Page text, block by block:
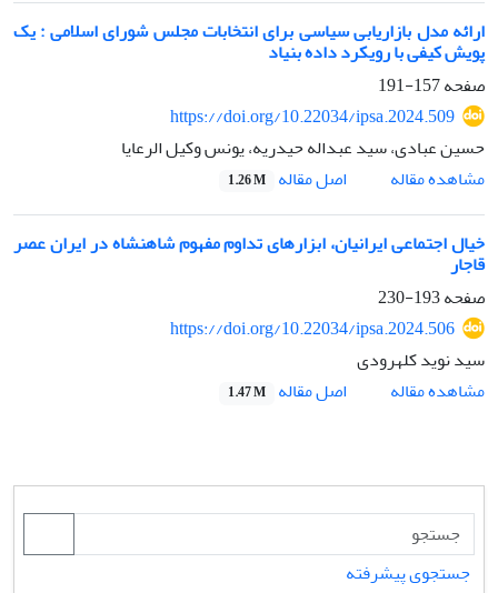
ارائه مدل بازاریابی سیاسی برای انتخابات مجلس شورای اسلامی : یک
پویش کیفی با رویکرد داده بنیاد
صفحه157-191
https://doi.org/10.22034/ipsa.2024.509
حسین عبادی، سید عبداله حیدریه، یونس وکیل الرعایا
مشاهده مقاله
اصل مقاله 1.26 M
خیال اجتماعی ایرانیان، ابزارهای تداوم مفهوم شاهنشاه در ایران عصر
قاجار
صفحه193-230
https://doi.org/10.22034/ipsa.2024.506
سید نوید کلهرودی
مشاهده مقاله
اصل مقاله 1.47 M
جستجوی پیشرفته